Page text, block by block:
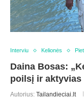
Interviu Kelionės
Daina Bosas:
poilsį ir aktyvias
Autorius: Tailandieciai.lt